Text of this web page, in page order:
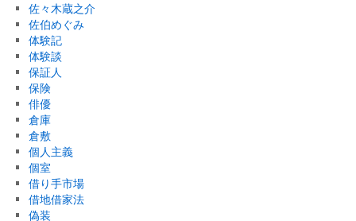
佐々木蔵之介
佐伯めぐみ
体験記
体験談
保証人
保険
俳優
倉庫
倉敷
個人主義
個室
借り手市場
借地借家法
偽装